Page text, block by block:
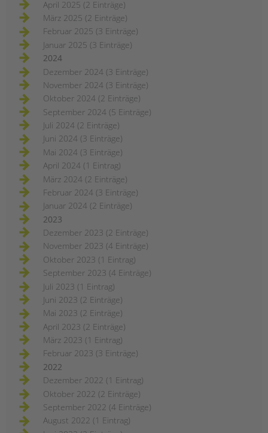
April 2025 (2 Einträge)
März 2025 (2 Einträge)
Februar 2025 (3 Einträge)
Januar 2025 (3 Einträge)
2024
Dezember 2024 (3 Einträge)
November 2024 (3 Einträge)
Oktober 2024 (2 Einträge)
September 2024 (5 Einträge)
Juli 2024 (2 Einträge)
Juni 2024 (3 Einträge)
Mai 2024 (3 Einträge)
April 2024 (1 Eintrag)
März 2024 (2 Einträge)
Februar 2024 (3 Einträge)
Januar 2024 (2 Einträge)
2023
Dezember 2023 (2 Einträge)
November 2023 (4 Einträge)
Oktober 2023 (1 Eintrag)
September 2023 (4 Einträge)
Juli 2023 (1 Eintrag)
Juni 2023 (2 Einträge)
Mai 2023 (2 Einträge)
April 2023 (2 Einträge)
März 2023 (1 Eintrag)
Februar 2023 (3 Einträge)
2022
Dezember 2022 (1 Eintrag)
Oktober 2022 (2 Einträge)
September 2022 (4 Einträge)
August 2022 (1 Eintrag)